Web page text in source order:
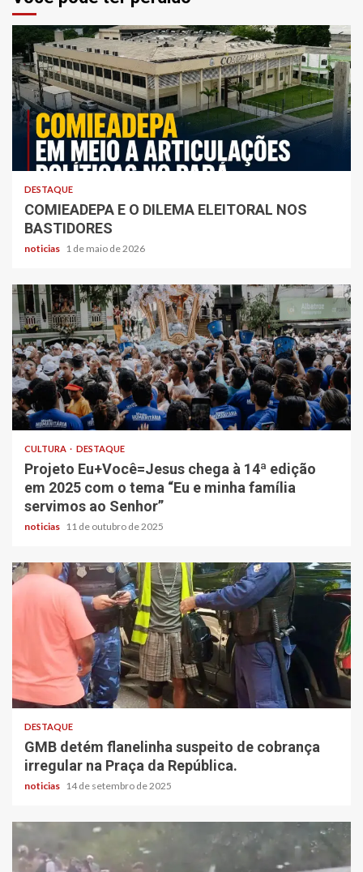
DESTAQUE
COMIEADEPA E O DILEMA ELEITORAL NOS
BASTIDORES
noticias 1 de maio de 2026
CULTURA DESTAQUE
Projeto Eu+Você=Jesus chega à 14ª edição
em 2025 com o tema “Eu e minha família
servimos ao Senhor”
noticias 11 de outubro de 2025
DESTAQUE
GMB detém flanelinha suspeito de cobrança
irregular na Praça da República.
noticias 14 de setembro de 2025